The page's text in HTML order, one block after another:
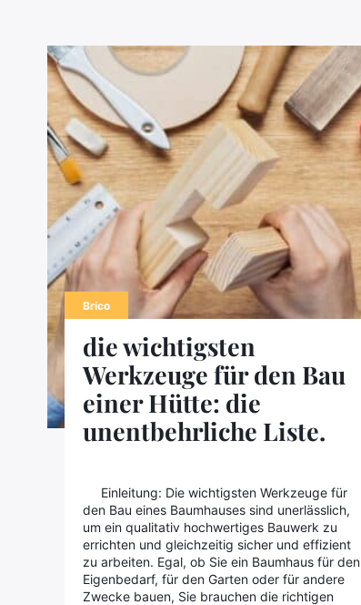
Brico
die wichtigsten
Werkzeuge für den Bau
einer Hütte: die
unentbehrliche Liste.
Einleitung: Die wichtigsten Werkzeuge für
den Bau eines Baumhauses sind unerlässlich,
um ein qualitativ hochwertiges Bauwerk zu
errichten und gleichzeitig sicher und effizient
zu arbeiten. Egal, ob Sie ein Baumhaus für den
Eigenbedarf, für den Garten oder für andere
Zwecke bauen, Sie brauchen die richtigen